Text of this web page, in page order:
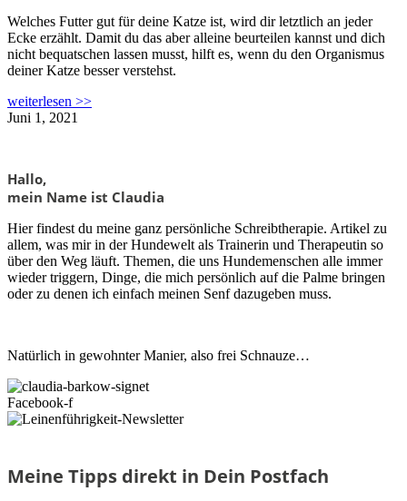
Welches Futter gut für deine Katze ist, wird dir letztlich an jeder
Ecke erzählt. Damit du das aber alleine beurteilen kannst und dich
nicht bequatschen lassen musst, hilft es, wenn du den Organismus
deiner Katze besser verstehst.
weiterlesen >>
Juni 1, 2021
Hallo,
mein Name ist Claudia
Hier findest du meine ganz persönliche Schreibtherapie. Artikel zu
allem, was mir in der Hundewelt als Trainerin und Therapeutin so
über den Weg läuft. Themen, die uns Hundemenschen alle immer
wieder triggern, Dinge, die mich persönlich auf die Palme bringen
oder zu denen ich einfach meinen Senf dazugeben muss.
Natürlich in gewohnter Manier, also frei Schnauze…
Facebook-f
Meine Tipps direkt in Dein Postfach